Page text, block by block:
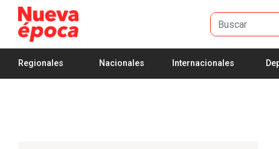
Saltar al contenido principal
Regionales Nacionales Internacionales